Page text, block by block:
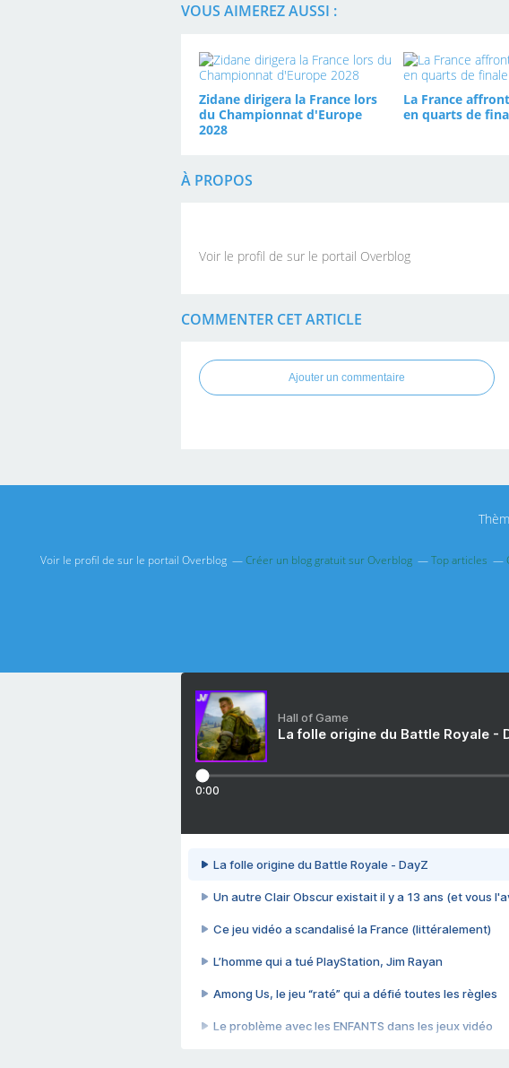
VOUS AIMEREZ AUSSI :
Zidane dirigera la France lors
du Championnat d'Europe
2028
La France
en quarts de
À PROPOS
Voir le profil de sur le portail Overblog
COMMENTER CET ARTICLE
Ajouter un commentaire
Voir le profil de sur le portail Overblog Créer un blog gratuit sur Overblog Top articles
Hall of Game
La folle origine du Battle Royale -
0:00
La folle origine du Battle Royale - DayZ
Un autre Clair Obscur existait il y a 13 ans (et vous
Ce jeu vidéo a scandalisé la France (littéralement)
L’homme qui a tué PlayStation, Jim Rayan
Among Us, le jeu “raté” qui a défié toutes les règles
Le problème avec les ENFANTS dans les jeux vidéo